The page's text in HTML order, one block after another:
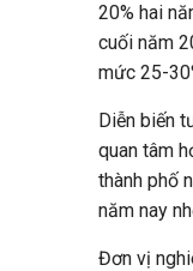
20% hai
cuối năm
mức 25-
Diễn biến
quan tâm
thành phố
năm nay
Đơn vị